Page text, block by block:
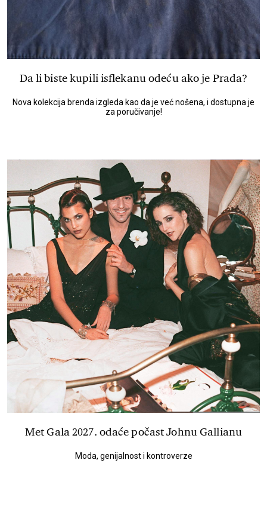
Da li biste kupili isflekanu odeću ako je Prada?
Nova kolekcija brenda izgleda kao da je već nošena, i dostupna je
za poručivanje!
Met Gala 2027. odaće počast Johnu Gallianu
Moda, genijalnost i kontroverze